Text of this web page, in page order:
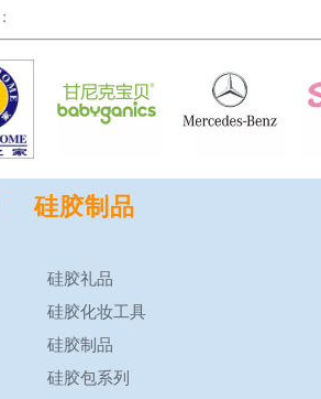
硅胶制品
硅胶礼品
硅胶化妆工具
硅胶制品
硅胶包系列